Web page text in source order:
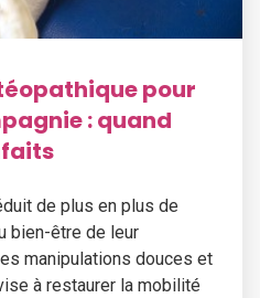
pour
: quand
de plus en plus de
bien-être de leur
manipulations douces et
à restaurer la mobilité